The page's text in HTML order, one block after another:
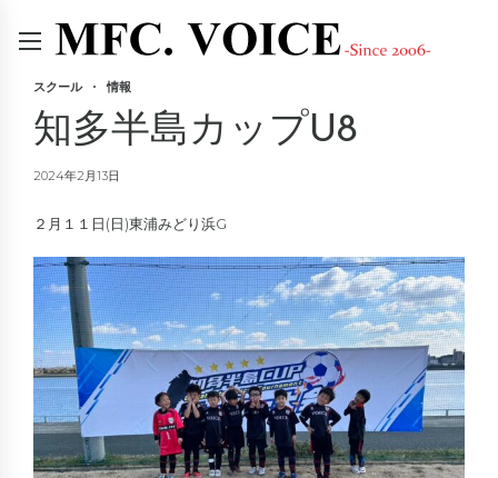
スクール 情報
知多半島カップU8
2024年2月13日
２月１１日(日)東浦みどり浜G